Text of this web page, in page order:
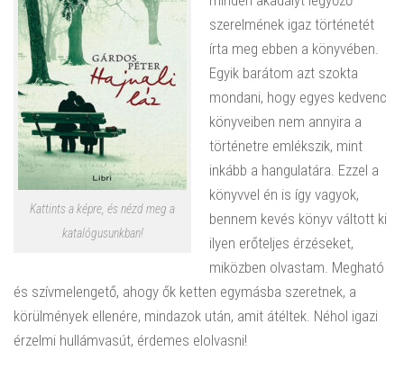
Kattints a képre, és nézd meg a
katalógusunkban!
szerelmének igaz történetét
írta meg ebben a könyvében.
Egyik barátom azt szokta
mondani, hogy egyes kedvenc
könyveiben nem annyira a
történetre emlékszik, mint
inkább a hangulatára. Ezzel a
könyvvel én is így vagyok,
bennem kevés könyv váltott ki
ilyen erőteljes érzéseket,
miközben olvastam. Megható
és szívmelengető, ahogy ők ketten egymásba szeretnek, a
körülmények ellenére, mindazok után, amit átéltek. Néhol igazi
érzelmi hullámvasút, érdemes elolvasni!